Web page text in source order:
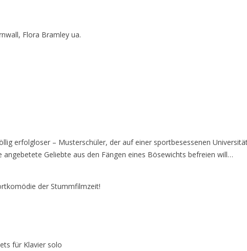
Flora Bramley ua.
erfolgloser – Musterschüler, der auf einer sportbesessenen
angebetete Geliebte aus den Fängen eines Bösewichts befreien will…
der Stummfilmzeit!
für Klavier solo